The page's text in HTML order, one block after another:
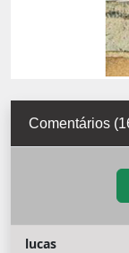
Comentários
lucas